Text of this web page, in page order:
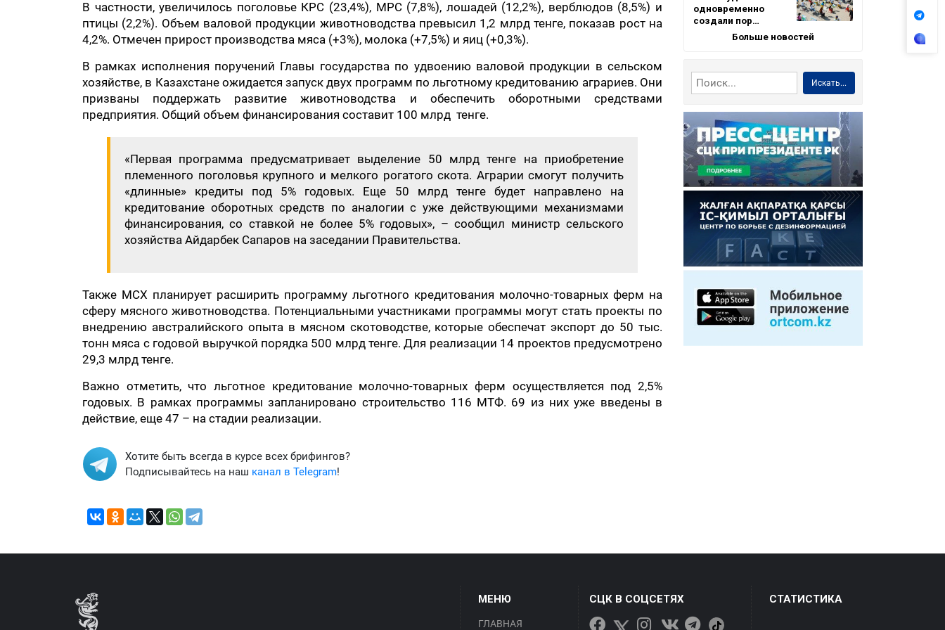
В частности, увеличилось поголовье КРС (23,4%), МРС (7,8%), лошадей (12,2%), верблюдов (8,5%) и
птицы (2,2%). Объем валовой продукции животноводства превысил 1,2 млрд тенге, показав рост на
4,2%. Отмечен прирост производства мяса (+3%), молока (+7,5%) и яиц (+0,3%).
В рамках исполнения поручений Главы государства по удвоению валовой продукции в сельском
хозяйстве, в Казахстане ожидается запуск двух программ по льготному кредитованию аграриев. Они
призваны поддержать развитие животноводства и обеспечить оборотными средствами
предприятия. Общий объем финансирования составит 100 млрд тенге.
«Первая программа предусматривает выделение 50 млрд тенге на приобретение
племенного поголовья крупного и мелкого рогатого скота. Аграрии смогут получить
«длинные» кредиты под 5% годовых. Еще 50 млрд тенге будет направлено на
кредитование оборотных средств по аналогии с уже действующими механизмами
финансирования, со ставкой не более 5% годовых», – сообщил министр сельского
хозяйства Айдарбек Сапаров на заседании Правительства.
Также МСХ планирует расширить программу льготного кредитования молочно-товарных ферм на
сферу мясного животноводства. Потенциальными участниками программы могут стать проекты по
внедрению австралийского опыта в мясном скотоводстве, которые обеспечат экспорт до 50 тыс.
тонн мяса с годовой выручкой порядка 500 млрд тенге. Для реализации 14 проектов предусмотрено
29,3 млрд тенге.
Важно отметить, что льготное кредитование молочно-товарных ферм осуществляется под 2,5%
годовых. В рамках программы запланировано строительство 116 МТФ. 69 из них уже введены в
действие, еще 47 – на стадии реализации.
Хотите быть всегда в курсе всех брифингов?
Подписывайтесь на наш канал в Telegram!
одновременно
создали пор…
Больше новостей
Искать...
МЕНЮ
ГЛАВНАЯ
СЦК В СОЦСЕТЯХ СТАТИСТИКА